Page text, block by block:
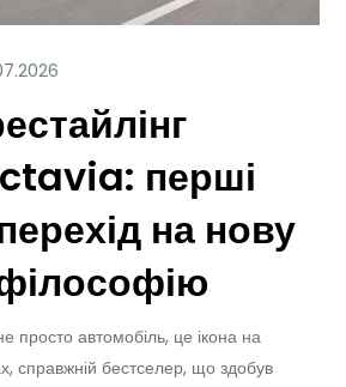
перші
на нову
просто автомобіль, це ікона на
справжній бестселер, що здобув